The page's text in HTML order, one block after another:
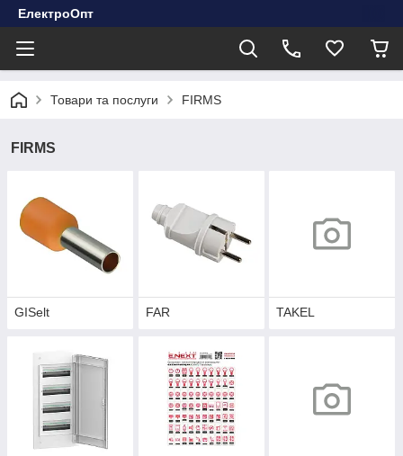
ЕлектроОпт
Товари та послуги FIRMS
FIRMS
GISelt FAR TAKEL